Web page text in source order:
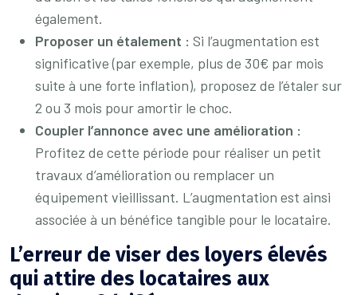
également.
Proposer un étalement : Si l’augmentation est
significative (par exemple, plus de 30€ par mois
suite à une forte inflation), proposez de l’étaler sur
2 ou 3 mois pour amortir le choc.
Coupler l’annonce avec une amélioration :
Profitez de cette période pour réaliser un petit
travaux d’amélioration ou remplacer un
équipement vieillissant. L’augmentation est ainsi
associée à un bénéfice tangible pour le locataire.
L’erreur de viser des loyers élevés
qui attire des locataires aux